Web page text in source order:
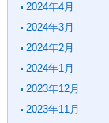
2024年4月
2024年3月
2024年2月
2024年1月
2023年12月
2023年11月